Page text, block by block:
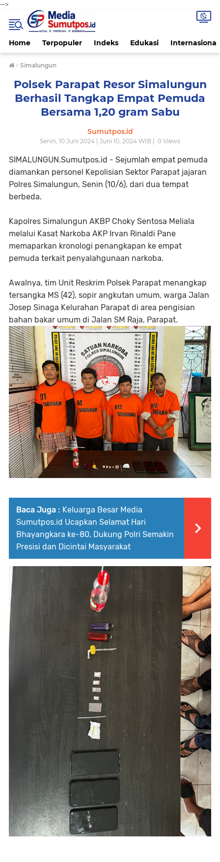
-->
Home Terpopuler Indeks Edukasi Internasional
› Simalungun
Polsek Parapat Resor Simalungun
Berhasil Tangkap Empat Pemuda
Bersama 1,20 gram Sabu
Sumutpos.id
Senin, 10 Juni 2024 | Juni 10, 2024 WIB | 0 Views
SIMALUNGUN.Sumutpos.id - Sejumlah empat pemuda
diamankan personel Kepolisian Sektor Parapat jajaran
Polres Simalungun, Senin (10/6), dari dua tempat
berbeda.
Kapolres Simalungun AKBP Choky Sentosa Meliala
melalui Kasat Narkoba AKP Irvan Rinaldi Pane
memaparkan kronologi penangkapan ke empat
pemuda terkait penyalahgunaan narkoba.
Awalnya, tim Unit Reskrim Polsek Parapat menangkap
tersangka MS (42), sopir angkutan umum, warga Jalan
Josep Sinaga Kelurahan Parapat di area pengisian
bahan bakar umum di Jalan SM Raja, Parapat.
Baca Juga : Keluarga Besar Media
Sumutpos.id Ucapkan Selamat Hari
Bhayangkara ke-80, Dukung Polri Semakin
Presisi dan Dicintai Masyarakat